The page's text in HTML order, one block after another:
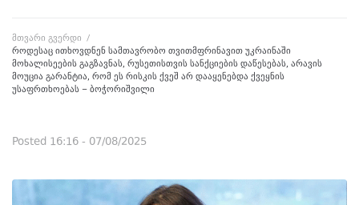
მთვარი გვერდი /
როდესაც ითხოვდნენ სამთავრობო თვითმფრინავით უკრაინაში
მოხალისეების გაგზავნას, რუსეთისთვის სანქციების დაწესებას, არავის
მოუცია გარანტია, რომ ეს რისკის ქვეშ არ დააყენებდა ქვეყნის
უსაფრთხოებას – ბოჭორიშვილი
Posted 16:16 - 07/08/2025